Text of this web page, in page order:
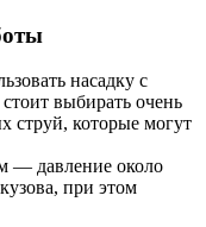
насадку с
выбирать очень
струй, которые могут
— давление около
при этом